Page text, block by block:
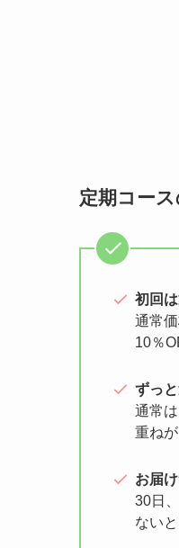
定期コー
初回
通常
10％
ずっ
通常
重ね
お届
30日
ない